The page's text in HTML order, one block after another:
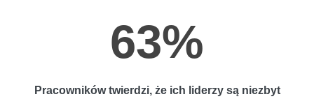
63%
Pracowników twierdzi, że ich liderzy są niezbyt